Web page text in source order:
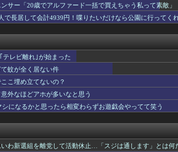
見ているのか―中国メディア [8/7]
ったら相変わらずお遊戯会やってて笑う
価下落によって決算が凄まじいことになってい...
批判「永住外国人の生活保護受給をなくす目的...
の神谷代表､食料品の消費税減税について｢天...
重大発表』キタァアアアアーーーー！！
ンチン通貨危機と同列扱いへ・・・
指示で措置命令 消費者庁
席に、見知らぬ母子が。車掌の呼びかけにも...
のか？中国ネット「中国人も日本が好き」
している」 …米共和党重鎮、マコール議...
家で『とんでもない事』をしてしまう！！！...
観測 銀河外まで噴き出す 東北大など
サー「20歳でアルファード一括で買えちゃう私って素敵」
で長居して会計4939円！喋りたいだけなら公園に行ってく
レビ離れ｣が始まった
て蚊が全く居ない件
こ埋め立てないの？
外なほどアホが多いなと思う
シになるかと思ったら相変わらずお遊戯会やってて笑う
いわ新選組を離党して活動休止…「スジは通します」とは何